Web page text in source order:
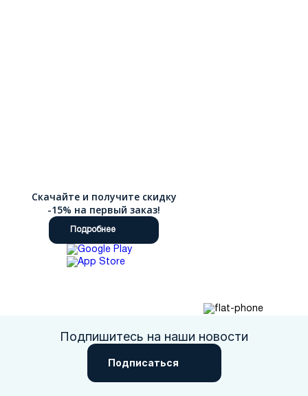
Скачайте и получите скидку
-15% на первый заказ!
Подробнее
Подпишитесь на наши новости
Подписаться